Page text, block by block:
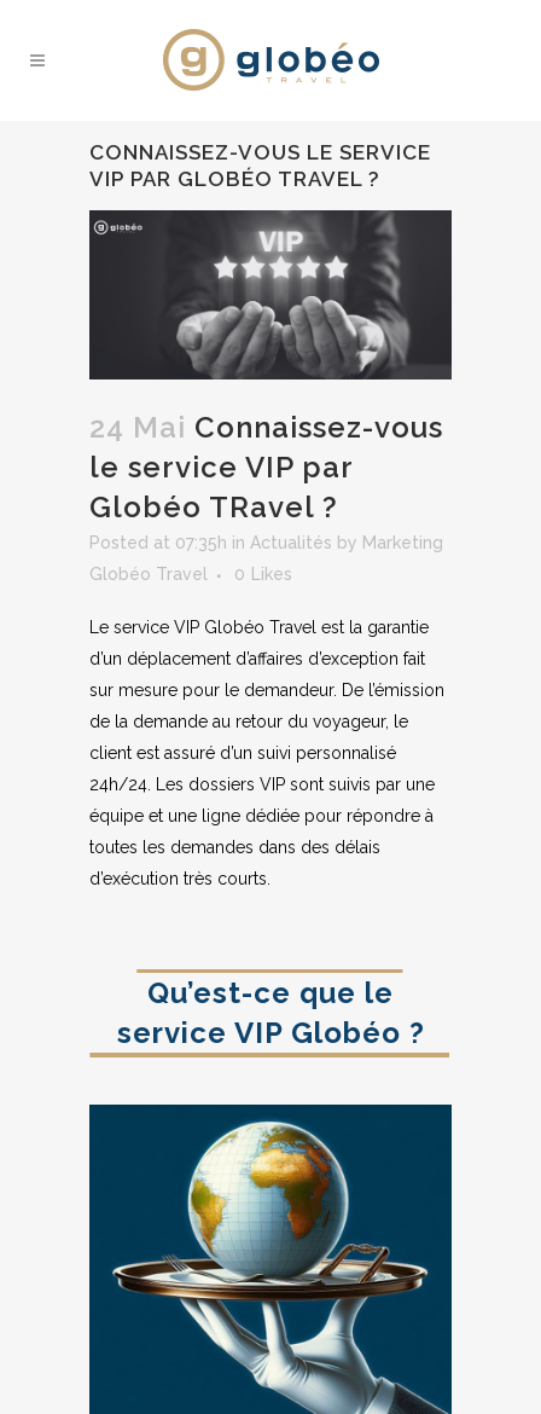
CONNAISSEZ-VOUS LE SERVICE
VIP PAR GLOBÉO TRAVEL ?
24 Mai Connaissez-vous
le service VIP par
Globéo TRavel ?
Posted at 07:35h in Actualités by Marketing
Globéo Travel
0 Likes
Le service VIP Globéo Travel est la garantie
d’un déplacement d’affaires d’exception fait
sur mesure pour le demandeur. De l’émission
de la demande au retour du voyageur, le
client est assuré d’un suivi personnalisé
24h/24. Les dossiers VIP sont suivis par une
équipe et une ligne dédiée pour répondre à
toutes les demandes dans des délais
d’exécution très courts.
Qu’est-ce que le
service VIP Globéo ?